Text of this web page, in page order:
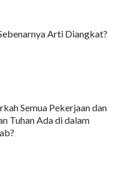
Arti Diangkat?
Semua Pekerjaan dan
Tuhan Ada di dalam